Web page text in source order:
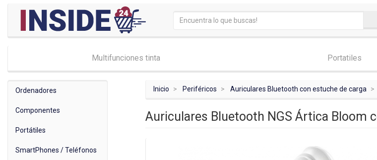
Multifunciones tinta Portatiles
Ordenadores
Componentes
Portátiles
SmartPhones / Teléfonos
Inicio Periféricos Auriculares Bluetooth con estuche de carga
Auriculares Bluetooth NGS Ártica Bloom